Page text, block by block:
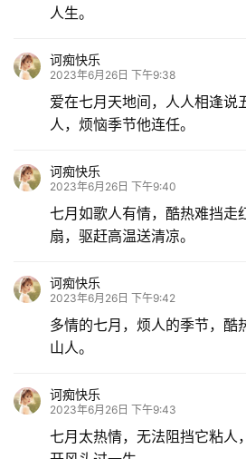
人生。
诃痴快乐
2023年6月26日 下午9:38
爱在七月天地间，人人相逢说
人，烦恼季节他连任。
诃痴快乐
2023年6月26日 下午9:40
七月如歌人有情，酷热难挡走
扇，驱赶高温送清凉。
诃痴快乐
2023年6月26日 下午9:42
多情的七月，烦人的季节，酷
山人。
诃痴快乐
2023年6月26日 下午9:43
七月太热情，无法阻挡它粘人